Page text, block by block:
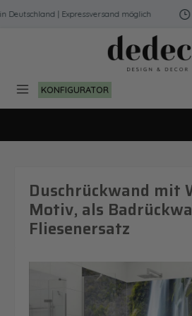
Zum Hauptinhalt springen
| Expressversand möglich
KONFIGURATOR
Duschrückwand mit
Motiv, als
Fliesenersatz
Bildergalerie überspringen